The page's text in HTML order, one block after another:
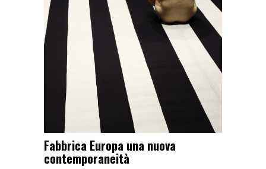
Fabbrica Europa una nuova
contemporaneità